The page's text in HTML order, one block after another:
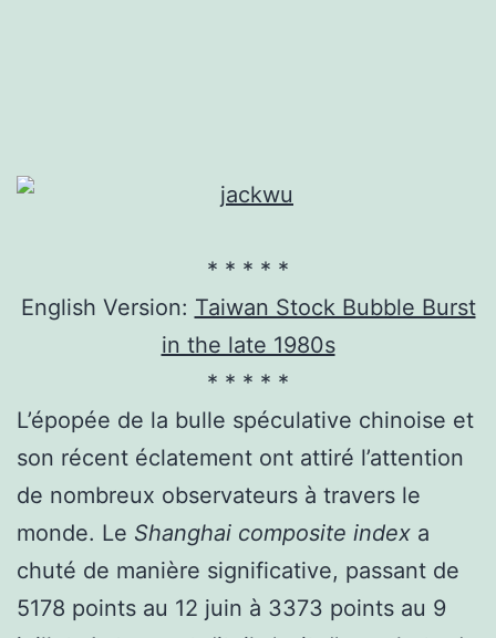
* * * * *
English Version: Taiwan Stock Bubble Burst
in the late 1980s
* * * * *
L’épopée de la bulle spéculative chinoise et
son récent éclatement ont attiré l’attention
de nombreux observateurs à travers le
monde. Le Shanghai composite index a
chuté de manière significative, passant de
5178 points au 12 juin à 3373 points au 9